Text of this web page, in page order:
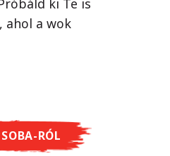
ázsiai
ki Te is
ahol a wok
RÓL